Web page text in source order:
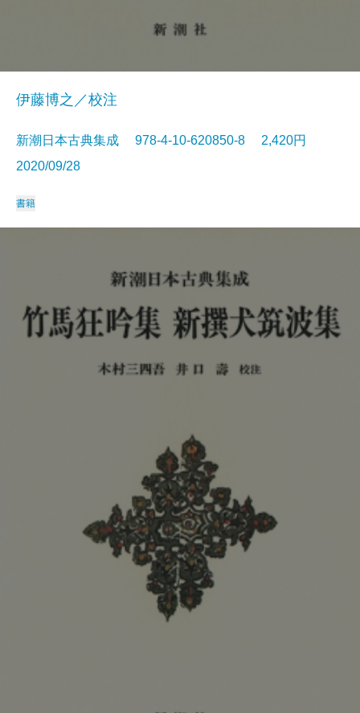
伊藤博之／校注
新潮日本古典集成 978-4-10-620850-8 2,420円
2020/09/28
書籍